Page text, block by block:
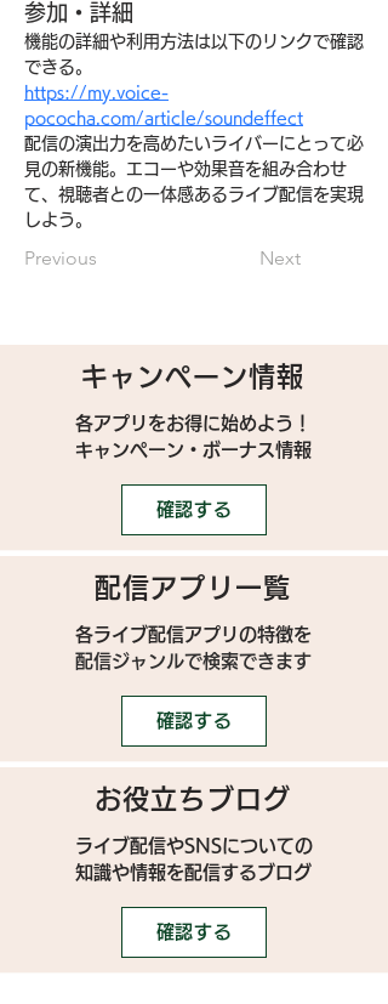
参加・詳細
機能の詳細や利用方法は以下のリンクで確認
できる。
https://my.voice-
pococha.com/article/soundeffect
配信の演出力を高めたいライバーにとって必
見の新機能。エコーや効果音を組み合わせ
て、視聴者との一体感あるライブ配信を実現
しよう。
Previous Next
キャンペーン情報
各アプリをお得に始めよう！
キャンペーン・ボーナス情報
確認する
配信アプリ一覧
各ライブ配信アプリの特徴を
配信ジャンルで検索できます
確認する
お役立ちブログ
ライブ配信やSNSについての
​知識や情報を配信するブログ
確認する